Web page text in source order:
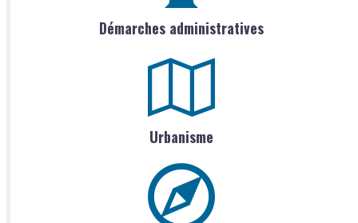
Démarches administratives
Urbanisme